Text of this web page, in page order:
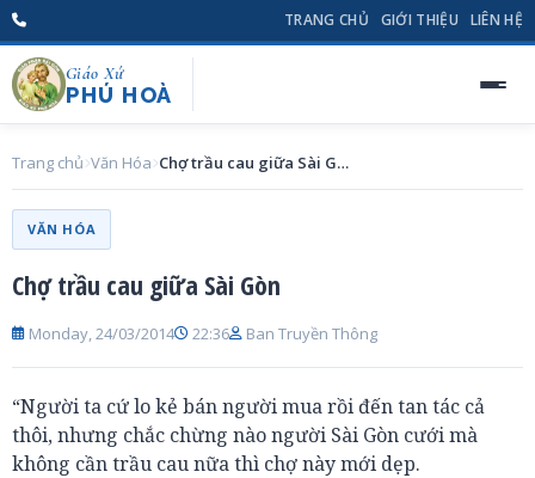
TRANG CHỦ GIỚI THIỆU LIÊN HỆ
Giáo Xứ
PHÚ HOÀ
Trang chủ Văn Hóa Chợ trầu cau giữa Sài Gòn
VĂN HÓA
Chợ trầu cau giữa Sài Gòn
Monday, 24/03/2014 22:36 Ban Truyền Thông
“Người ta cứ lo kẻ bán người mua rồi đến tan tác cả
thôi, nhưng chắc chừng nào người Sài Gòn cưới mà
không cần trầu cau nữa thì chợ này mới dẹp.